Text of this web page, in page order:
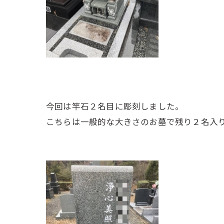
今回は竿石２名目に彫刻しました。
こちらは一般的な大きさのお墓で残り２名入